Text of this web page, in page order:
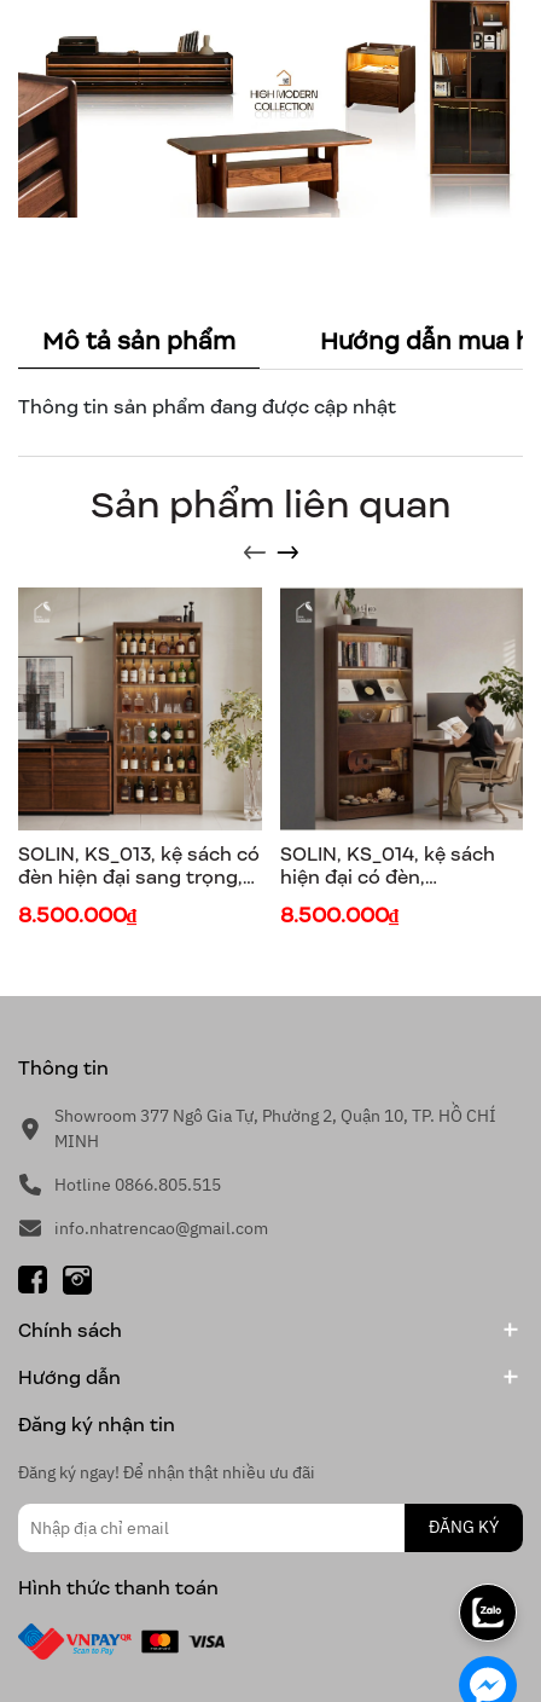
Mô tả sản phẩm Hướng dẫn mua
Thông tin sản phẩm đang được cập nhật
Sản phẩm liên quan
SOLIN, KS_013, kệ sách có
đèn hiện đại sang trọng,
phủ veneer, Nội thất Nhà
8.500.000₫
SOLIN, KS_014, kệ sách
hiện đại có đèn,
phủ veneer, Nội thất Nhà
8.500.000₫
Thông tin
Showroom 377 Ngô Gia Tự, Phường 2, Quận 10, TP. HỒ CHÍ
MINH
Hotline 0866.805.515
info.nhatrencao@gmail.com
Chính sách
Hướng dẫn
Đăng ký nhận tin
Đăng ký ngay! Để nhận thật nhiều ưu đãi
ĐĂNG KÝ
Hình thức thanh toán